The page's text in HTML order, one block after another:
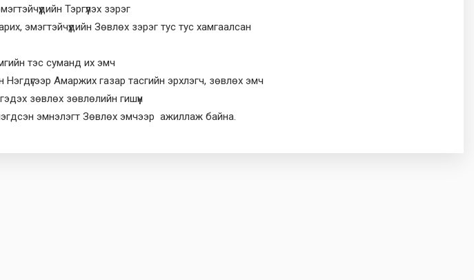
Тэргүүлэх зэрэг
эмэгтэйчүүдийн Зөвлөх зэрэг тус тус хамгаалсан
тэс суманд их эмч
Амаржих газар тасгийн эрхлэгч, зөвлөх эмч
зөвлөх зөвлөлийн гишүүн
эмнэлэгт Зөвлөх эмчээр ажиллаж байна.